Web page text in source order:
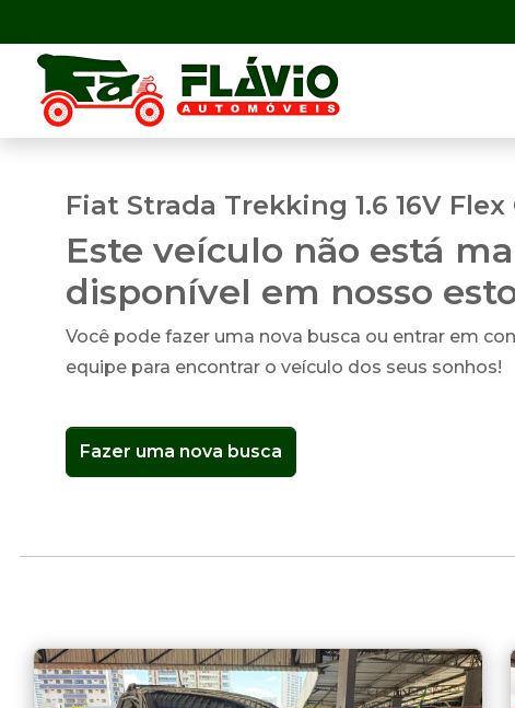
Fiat Strada Trekking 1.6 16V Flex
Este veículo não está
disponível em nosso
Você pode fazer uma nova busca ou entrar em
equipe para encontrar o veículo dos seus sonhos!
Fazer uma nova busca